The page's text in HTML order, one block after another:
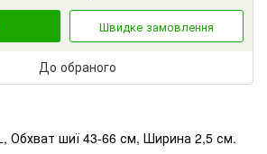
Швидке замовлення
До обраного
Обхват шиї 43-66 см, Ширина 2,5 см.